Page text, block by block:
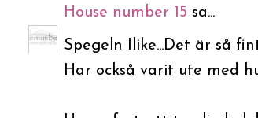
House number 15 sa...
Spegeln Ilike...Det är så
Har också varit ute med